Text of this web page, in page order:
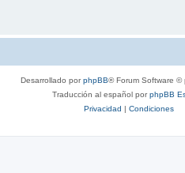
Desarrollado porphpBB® Forum Software ©
Traducción al español porphpBB
Privacidad | Condiciones